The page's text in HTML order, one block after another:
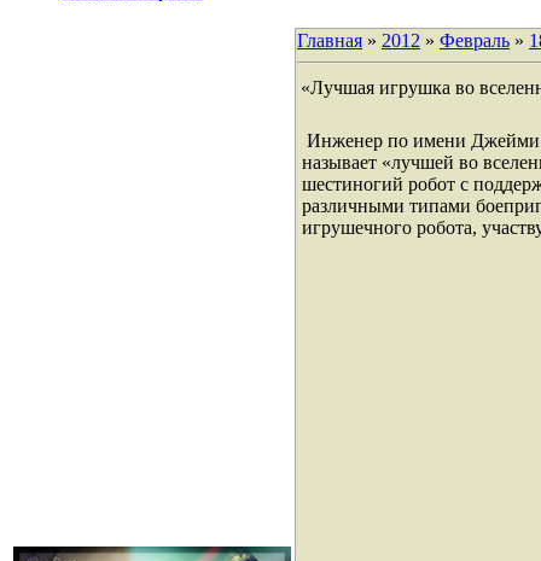
Главная » 2012 » Февраль »
«Лучшая игрушка во
Инженер по имени Джейми
называет «лучшей во
шестиногий робот с
различными типами
игрушечного робота,